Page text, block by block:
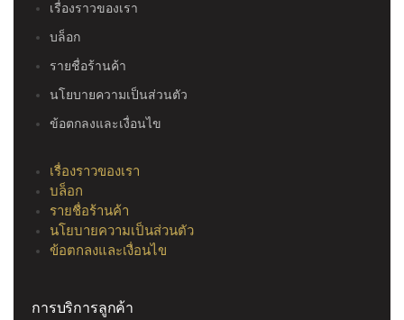
เรื่องราวของเรา
บล็อก
รายชื่อร้านค้า
นโยบายความเป็นส่วนตัว
ข้อตกลงและเงื่อนไข
เรื่องราวของเรา
บล็อก
รายชื่อร้านค้า
นโยบายความเป็นส่วนตัว
ข้อตกลงและเงื่อนไข
การบริการลูกค้า